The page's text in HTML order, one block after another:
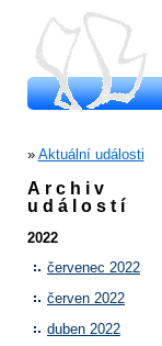
» Aktuální události
Archiv
událostí
2022
červenec 2022
červen 2022
duben 2022